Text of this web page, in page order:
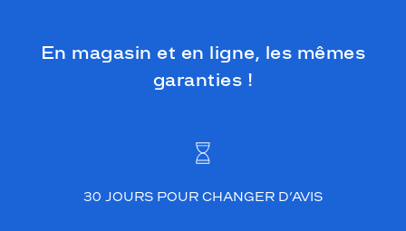
En magasin et en ligne, les mêmes
garanties !
30 JOURS POUR CHANGER D’AVIS